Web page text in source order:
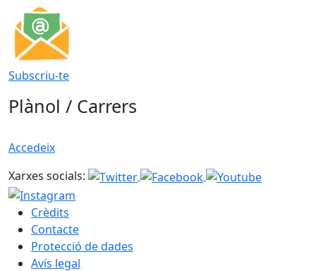
Subscriu-te
Plànol / Carrers
Accedeix
Xarxes socials:
Crèdits
Contacte
Protecció de dades
Avís legal